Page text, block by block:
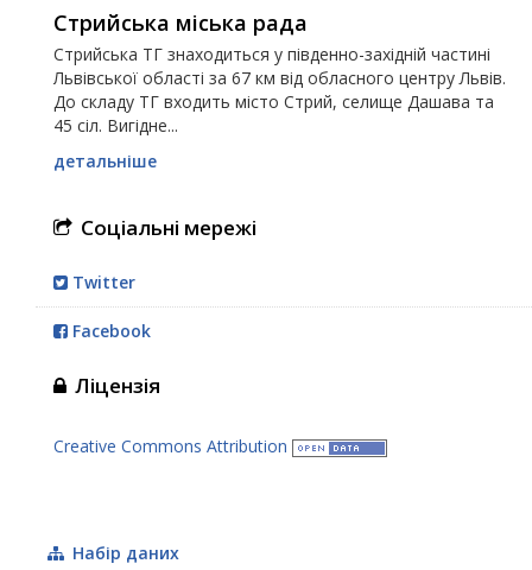
Стрийська міська рада
Стрийська ТГ знаходиться у південно-західній частині
Львівської області за 67 км від обласного центру Львів.
До складу ТГ входить місто Стрий, селище Дашава та
45 сіл. Вигідне...
детальніше
Соціальні мережі
Twitter
Facebook
Ліцензія
Creative Commons Attribution
Набір даних